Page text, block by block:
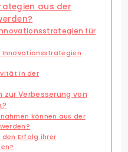
aus der
für
Innovationsstrategien
in der
zur Verbesserung von
können aus der
den Erfolg ihrer